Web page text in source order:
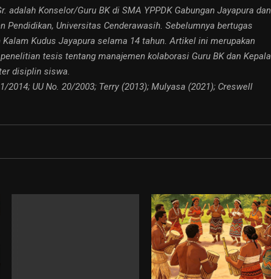
adalah Konselor/Guru BK di SMA YPPDK Gabungan Jayapura dan
Pendidikan, Universitas Cenderawasih. Sebelumnya bertugas
Kudus Jayapura selama 14 tahun. Artikel ini merupakan
tesis tentang manajemen kolaborasi Guru BK dan Kepala
disiplin siswa.
2014; UU No. 20/2003; Terry (2013); Mulyasa (2021); Creswell